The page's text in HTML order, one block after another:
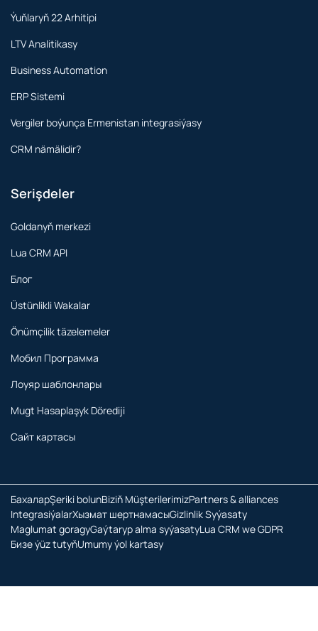
Ýuňlaryň 22 Arhitipi
LTV Analitikasy
Business Automation
ERP Sistemi
Vergiler boýunça Ermenistan integrasiýasy
CRM nämälidir?
Serişdeler
Goldanyň merkezi
Lua CRM API
Блог
Üstünlikli Wakalar
Önümçilik täzelemeler
Мобил Программа
Лоуяр шаблонлары
Mugt Hasaplaşyk Dörediji
Сайт картасы
БахаларŞeriki bolunBiziň MüşterilerimizPartners & alliances
IntegrasiýalarХызмат шертнамасыGizlinlik Syýasaty
Maglumat goragyGaýtaryp alma syýasatyLua CRM we GDPR
Бизе ýüz tutуňUmumy ýol kartasy